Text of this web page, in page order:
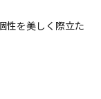
性を美しく際立た